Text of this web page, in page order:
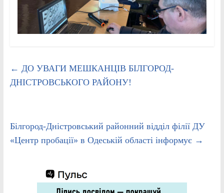
← ДО УВАГИ МЕШКАНЦІВ БІЛГОРОД-
ДНІСТРОВСЬКОГО РАЙОНУ!
Білгород-Дністровський районний відділ філії ДУ
«Центр пробації» в Одеській області інформує →